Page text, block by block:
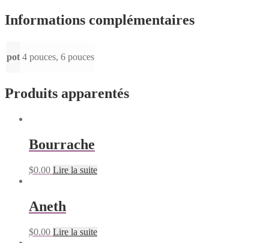
Informations complémentaires
pot 4 pouces, 6 pouces
Produits apparentés
Bourrache
$0.00 Lire la suite
Aneth
$0.00 Lire la suite